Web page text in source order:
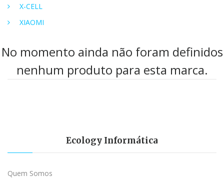
X-CELL
XIAOMI
No momento ainda não foram definidos
nenhum produto para esta marca.
Ecology Informática
Quem Somos